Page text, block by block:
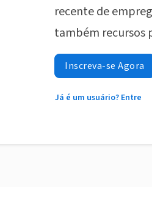
recente de
também recursos
Inscreva-se Agora
Já é um usuário? Entre